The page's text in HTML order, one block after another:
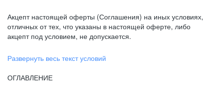
Акцепт настоящей оферты (Соглашения) на иных условиях,
отличных от тех, что указаны в настоящей оферте, либо
акцепт под условием, не допускается.
Развернуть весь текст условий
ОГЛАВЛЕНИЕ